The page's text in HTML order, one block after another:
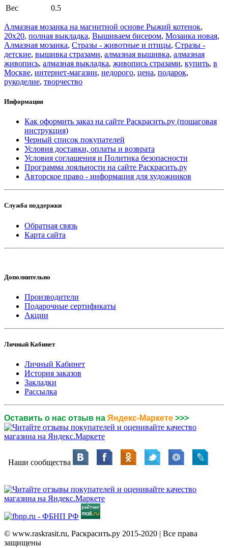
Вес
0.5
Алмазная мозаика на магнитной основе Рыжий котенок,
20x20, полная выкладка, Вышиваем бисером, Мозаика новая,
Алмазная мозаика, Стразы - животные и птицы, Стразы -
детские, вышивка стразами, алмазная вышивка, алмазная
живопись, алмазная выкладка, живопись стразами, купить, в
Москве, интернет-магазин, недорого, цена, подарок,
рукоделие, творчество
Информация
Как оформить заказ на сайте Раскрасить.ру (пошаговая
инструкция)
Черный список покупателей
Условия доставки, оплаты и возврата
Условия соглашения и Политика безопасности
Программа лояльности на сайте Раскрасить.ру
Авторское право - информация для художников
Служба поддержки
Обратная связь
Карта сайта
Дополнительно
Производители
Подарочные сертификаты
Акции
Личный Кабинет
Личный Кабинет
История заказов
Закладки
Рассылка
Оставить о нас отзыв на Яндекс-Маркете >>>
Наши сообщества
© www.raskrasit.ru, Раскрасить.ру 2015-2020 | Все права
защищены